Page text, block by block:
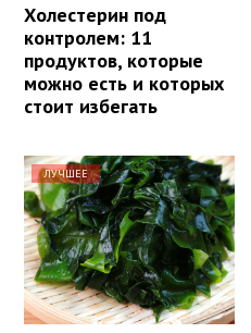
Холестерин под
контролем: 11
продуктов, которые
можно есть и которых
стоит избегать
ЛУЧШЕЕ